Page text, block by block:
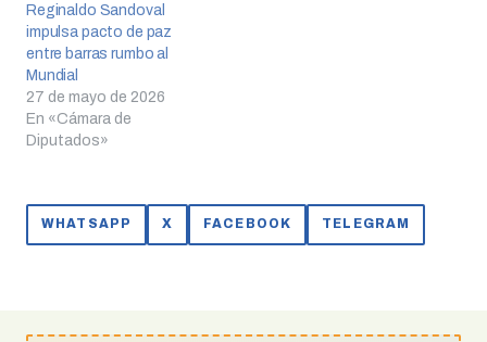
Reginaldo Sandoval
impulsa pacto de paz
entre barras rumbo al
Mundial
27 de mayo de 2026
En «Cámara de
Diputados»
WHATSAPP X FACEBOOK TELEGRAM